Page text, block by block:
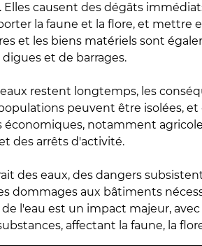
Elles causent des dégâts
la faune et la flore, et mettre
et les biens matériels sont
et de barrages.
restent longtemps, les
peuvent être isolées,
économiques, notamment
des arrêts d'activité.
des eaux, des dangers
dommages aux bâtiments
l'eau est un impact majeur,
affectant la faune, la